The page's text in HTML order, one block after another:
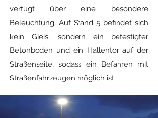
verfügt über eine besondere
Beleuchtung. Auf Stand 5 befindet sich
kein Gleis, sondern ein befestigter
Betonboden und ein Hallentor auf der
Straßenseite, sodass ein Befahren mit
Straßenfahrzeugen möglich ist.